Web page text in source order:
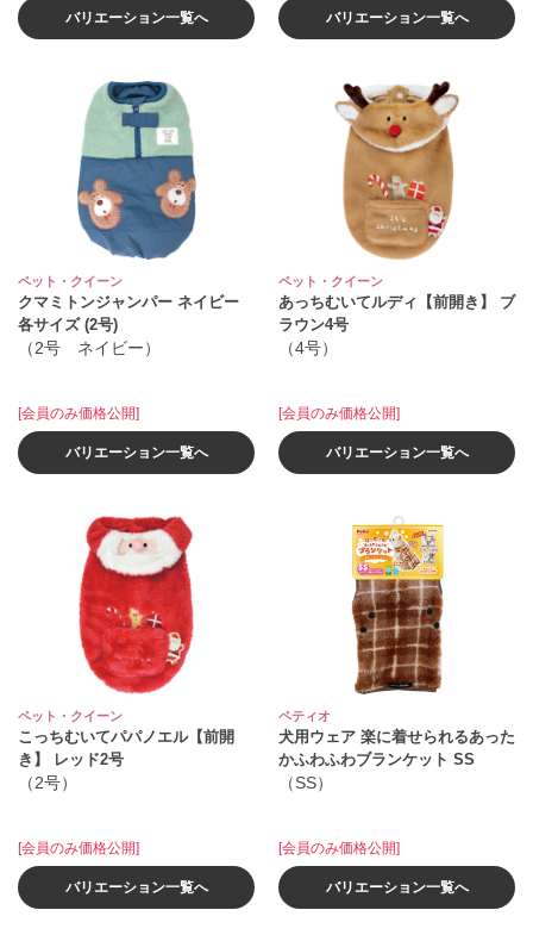
バリエーション一覧へ バリエーション一覧へ
ペット・クイーン
クマミトンジャンパー ネイビー
各サイズ (2号)
（2号 ネイビー）
[会員のみ価格公開]
バリエーション一覧へ
ペット・クイーン
あっちむいてルディ【前開き】 ブ
ラウン4号
（4号）
[会員のみ価格公開]
バリエーション一覧へ
ペット・クイーン
こっちむいてパパノエル【前開
き】 レッド2号
（2号）
[会員のみ価格公開]
バリエーション一覧へ
ペティオ
犬用ウェア 楽に着せられるあった
かふわふわブランケット SS
（SS）
[会員のみ価格公開]
バリエーション一覧へ